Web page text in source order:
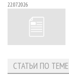
22.07.2026
СТАТЬИ ПО ТЕМЕ